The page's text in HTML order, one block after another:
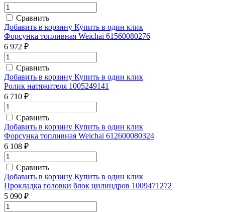
Сравнить
Добавить в корзину Купить в один клик
Форсунка топливная Weichai 61560080276
6 972 ₽
Сравнить
Добавить в корзину Купить в один клик
Ролик натяжителя 1005249141
6 710 ₽
Сравнить
Добавить в корзину Купить в один клик
Форсунка топливная Weichai 612600080324
6 108 ₽
Сравнить
Добавить в корзину Купить в один клик
Прокладка головки блок цилиндров 1009471272
5 090 ₽